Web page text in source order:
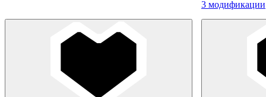
3 модификации